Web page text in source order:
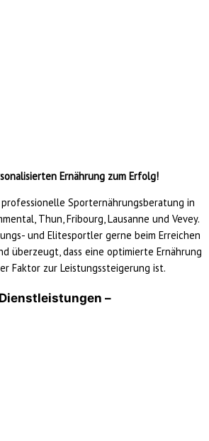
Ernährung zum Erfolg!
Sporternährungsberatung in
Thun, Fribourg, Lausanne und Vevey.
und Elitesportler gerne beim Erreichen
überzeugt, dass eine optimierte Ernährung
Faktor zur Leistungssteigerung ist.
–